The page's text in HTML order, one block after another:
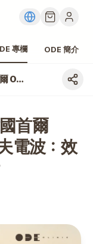
專欄 ODE 簡介
揭秘金卡戴珊同款！韓國首爾 ODE Clinic XERF 賽爾夫電波：效果、價格與經驗全解析
首爾
電波：效